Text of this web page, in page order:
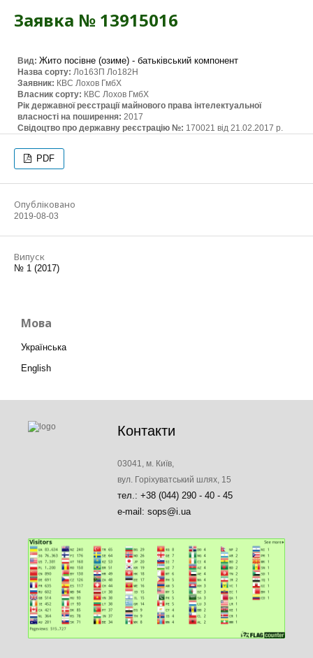
Заявка № 13915016
Вид: Жито посівне (озиме) - батьківський компонент
Назва сорту: Ло163П Ло182Н
Заявник: КВС Лохов ГмбХ
Власник сорту: КВС Лохов ГмбХ
Рік державної реєстрації майнового права інтелектуальної
власності на поширення: 2017
Свідоцтво про державну реєстрацію №: 170021 від 21.02.2017 р.
PDF
Опубліковано
2019-08-03
Випуск
№ 1 (2017)
Мова
Українська
English
Контакти
03041, м. Київ,
вул. Горіхуватський шлях, 15
тел.: +38 (044) 290 - 40 - 45
e-mail: sops@i.ua